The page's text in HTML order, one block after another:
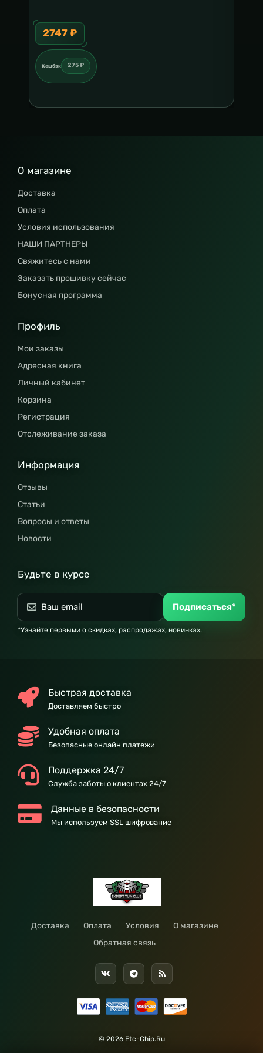
2747 ₽
Кешбэк 275 ₽
О магазине
Доставка
Оплата
Условия использования
НАШИ ПАРТНЕРЫ
Свяжитесь с нами
Заказать прошивку сейчас
Бонусная программа
Профиль
Мои заказы
Адресная книга
Личный кабинет
Корзина
Регистрация
Отслеживание заказа
Информация
Отзывы
Статьи
Вопросы и ответы
Новости
Будьте в курсе
Подписаться*
*Узнайте первыми о скидках, распродажах, новинках.
Быстрая доставка
Доставляем быстро
Удобная оплата
Безопасные онлайн платежи
Поддержка 24/7
Служба заботы о клиентах 24/7
Данные в безопасности
Мы используем SSL шифрование
Доставка Оплата Условия
О магазине
Обратная связь
© 2026 Etc-Chip.Ru